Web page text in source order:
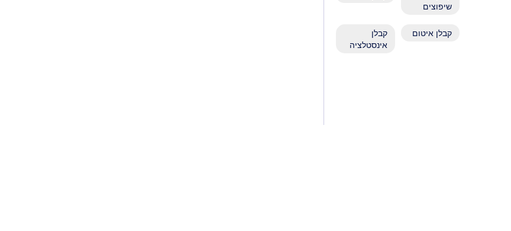
שיפוצים
קבלן איטום
קבלן
אינסטלציה